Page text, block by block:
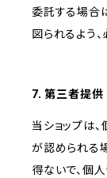
委託する場合
図られるよう
7. 第三者提供
当ショップは
が認められる
得ないで、個